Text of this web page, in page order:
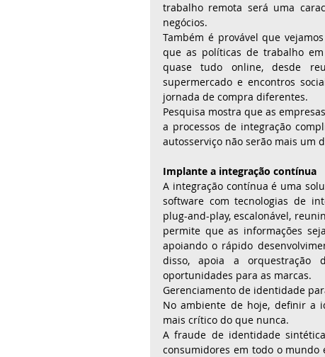
trabalho remota será uma
negócios.
Também é provável que
que as políticas de trabalho
quase tudo online, desde
supermercado e encontros
jornada de compra diferentes.
Pesquisa mostra que as
a processos de integração
autosserviço não serão mais um
Implante a integração contínua
A integração contínua é uma
software com tecnologias de
plug-and-play, escalonável,
permite que as informações
apoiando o rápido
disso, apoia a orquestração
oportunidades para as marcas.
Gerenciamento de identidade
No ambiente de hoje, definir a
mais crítico do que nunca.
A fraude de identidade
consumidores em todo o mundo